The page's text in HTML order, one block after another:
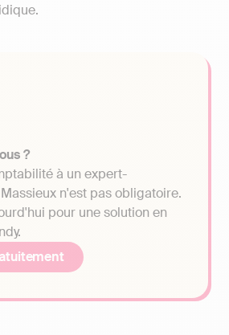
?
à un expert-
n'est pas obligatoire.
pour une solution en